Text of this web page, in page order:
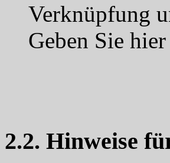
Verknüpfung
Geben Sie
2.2. Hinweise